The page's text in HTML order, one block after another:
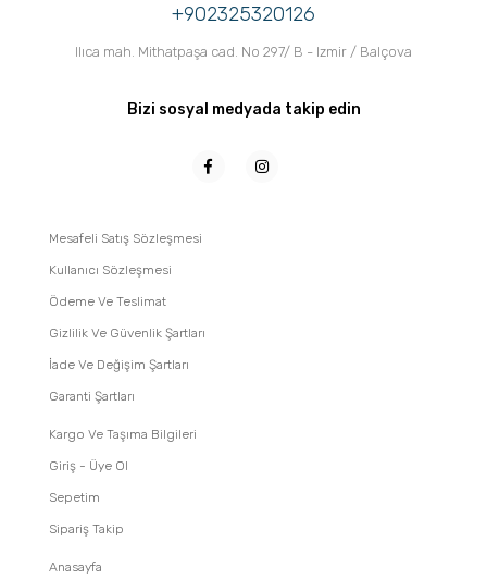
+902325320126
Ilıca mah. Mithatpaşa cad. No 297/ B - Izmir / Balçova
Bizi sosyal medyada takip edin
Mesafeli Satış Sözleşmesi
Kullanıcı Sözleşmesi
Ödeme Ve Teslimat
Gizlilik Ve Güvenlik Şartları
İade Ve Değişim Şartları
Garanti Şartları
Kargo Ve Taşıma Bilgileri
Giriş - Üye Ol
Sepetim
Sipariş Takip
Anasayfa